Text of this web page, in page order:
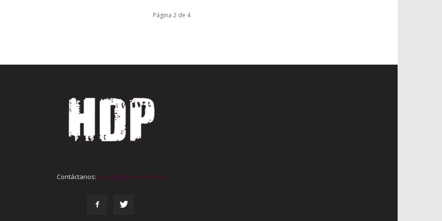
Página 2 de 4
Contáctanos: contact@yoursite.com